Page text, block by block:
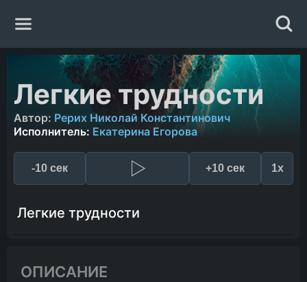
Главная
Жанры
Авторы
Исполнители
Легкие трудности
Автор: Рерих Николай Константинович
Исполнитель: Екатерина Егорова
-10 сек +10 сек 1x
Легкие трудности
ОПИСАНИЕ